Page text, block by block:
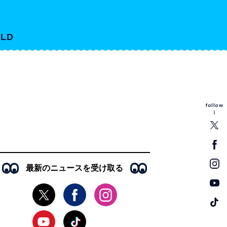
follow
最新のニュースを受け取る